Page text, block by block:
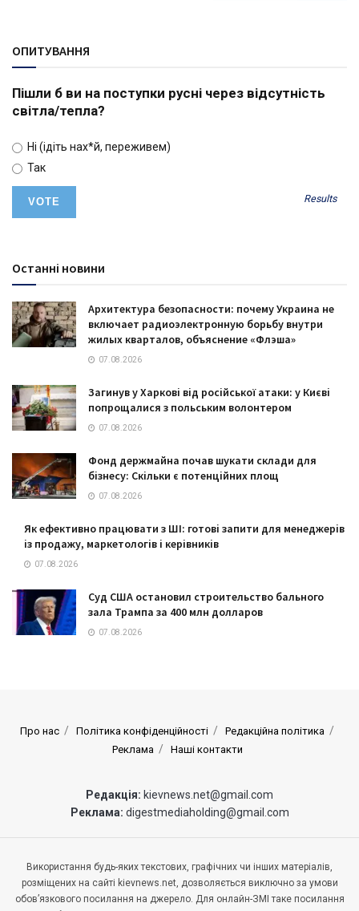
ОПИТУВАННЯ
Пішли б ви на поступки русні через відсутність
світла/тепла?
Ні (ідіть нах*й, переживем)
Так
Results
Останні новини
Архитектура безопасности: почему Украина не
включает радиоэлектронную борьбу внутри
жилых кварталов, объяснение «Флэша»
07.08.2026
Загинув у Харкові від російської атаки: у Києві
попрощалися з польським волонтером
07.08.2026
Фонд держмайна почав шукати склади для
бізнесу: Скільки є потенційних площ
07.08.2026
Як ефективно працювати з ШІ: готові запити для менеджерів
із продажу, маркетологів і керівників
07.08.2026
Суд США остановил строительство бального
зала Трампа за 400 млн долларов
07.08.2026
Про нас Політика конфіденційності
Редакційна політика
Реклама
Наші контакти
Редакція: kievnews.net@gmail.com
Реклама: digestmediaholding@gmail.com
Використання будь-яких текстових, графічних чи інших матеріалів,
розміщених на сайті kievnews.net, дозволяється виключно за умови
обов’язкового посилання на джерело. Для онлайн-ЗМІ таке посилання